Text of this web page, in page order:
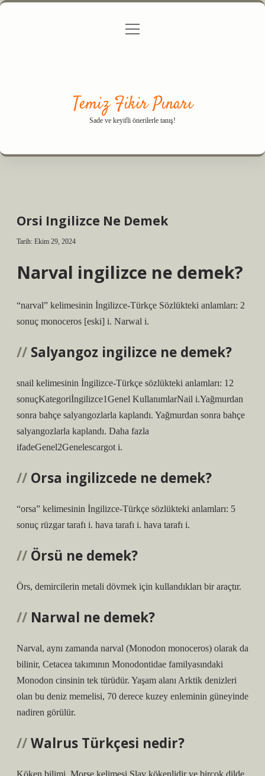
Gizlilik Politikası
menüyü
Temiz Fikir Pınarı
Sade ve keyifli önerilerle tanış!
Orsi Ingilizce Ne Demek
Tarih: Ekim 29, 2024
Narval ingilizce ne demek?
“narval” kelimesinin İngilizce-Türkçe Sözlükteki anlamları: 2
sonuç monoceros [eski] i. Narwal i.
Salyangoz ingilizce ne demek?
snail kelimesinin İngilizce-Türkçe sözlükteki anlamları: 12
sonuçKategoriİngilizce1Genel KullanımlarNail i.Yağmurdan
sonra bahçe salyangozlarla kaplandı. Yağmurdan sonra bahçe
salyangozlarla kaplandı. Daha fazla
ifadeGenel2Genelescargot i.
Orsa ingilizcede ne demek?
“orsa” kelimesinin İngilizce-Türkçe sözlükteki anlamları: 5
sonuç rüzgar tarafı i. hava tarafı i. hava tarafı i.
Örsü ne demek?
Örs, demircilerin metali dövmek için kullandıkları bir araçtır.
Narwal ne demek?
Narval, aynı zamanda narval (Monodon monoceros) olarak da
bilinir, Cetacea takımının Monodontidae familyasındaki
Monodon cinsinin tek türüdür. Yaşam alanı Arktik denizleri
olan bu deniz memelisi, 70 derece kuzey enleminin güneyinde
nadiren görülür.
Walrus Türkçesi nedir?
Köken bilimi. Morse kelimesi Slav kökenlidir ve birçok dilde